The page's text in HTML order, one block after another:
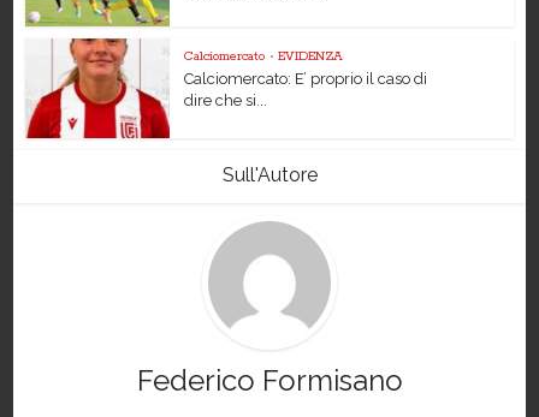
Calciomercato • EVIDENZA
Calciomercato: E’ proprio il caso di
dire che si...
Sull'Autore
Federico Formisano